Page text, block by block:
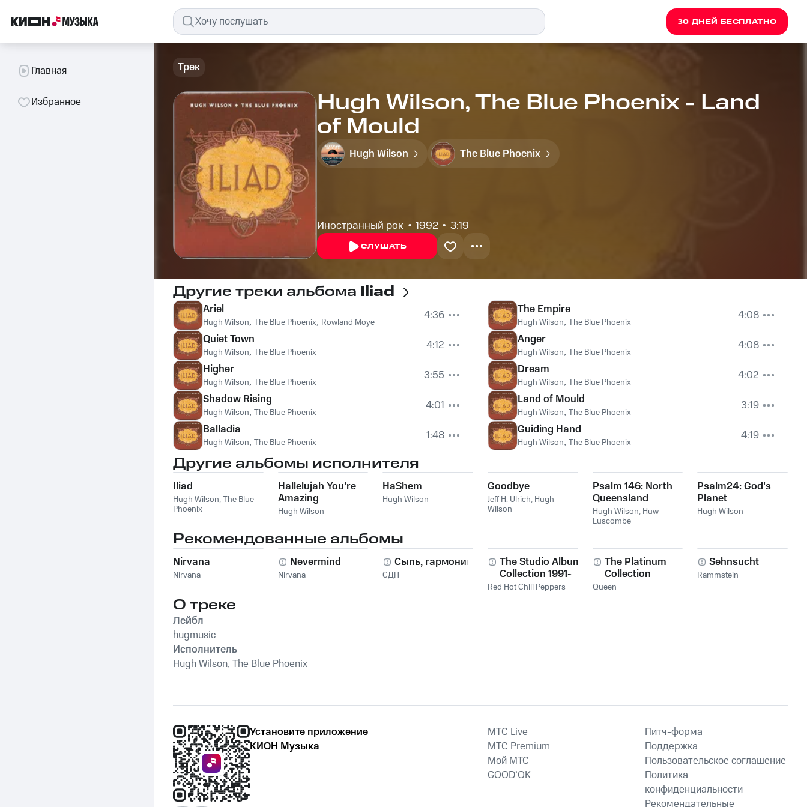
30 ДНЕЙ БЕСПЛАТНО
Главная
Избранное
Трек
Hugh Wilson, The Blue Phoenix - Land
of Mould
Hugh Wilson The Blue Phoenix
Иностранный рок 1992 3:19
СЛУШАТЬ
Другие треки альбома Iliad
Ariel
Hugh Wilson, The Blue Phoenix, Rowland Moye
4:36
Quiet Town
Hugh Wilson, The Blue Phoenix
4:12
Higher
Hugh Wilson, The Blue Phoenix
3:55
Shadow Rising
Hugh Wilson, The Blue Phoenix
4:01
Balladia
Hugh Wilson, The Blue Phoenix 1:48
The Empire
Hugh Wilson, The Blue Phoenix
4:08
Anger
Hugh Wilson, The Blue Phoenix
4:08
Dream
Hugh Wilson, The Blue Phoenix
4:02
Land of Mould
Hugh Wilson, The Blue Phoenix
3:19
Guiding Hand
Hugh Wilson, The Blue Phoenix 4:19
Другие альбомы исполнителя
Iliad
Hugh Wilson,The Blue
Phoenix
Hallelujah You're
Amazing
Hugh Wilson
HaShem
Hugh Wilson
Goodbye
Jeff H. Ulrich, Hugh
Wilson
Psalm 146: North
Queensland
Version
Hugh Wilson, Huw
Luscombe
Psalm24: God's
Planet
Hugh Wilson
Рекомендованные альбомы
Nirvana
Nirvana
Nevermind
Nirvana
Сыпь, гармоника!
СДП
The Studio Album
Collection 1991-
2011
Red Hot Chili Peppers
The Platinum
Collection
Queen
Sehnsucht
Rammstein
О треке
Лейбл
hugmusic
Исполнитель
Hugh Wilson, The Blue Phoenix
Установите приложение
КИОН Музыка
MTС Live
MTС Premium
Мой МТС
GOOD’OK
Питч-форма
Поддержка
Пользовательское соглашение
Политика
конфиденциальности
Рекомендательные